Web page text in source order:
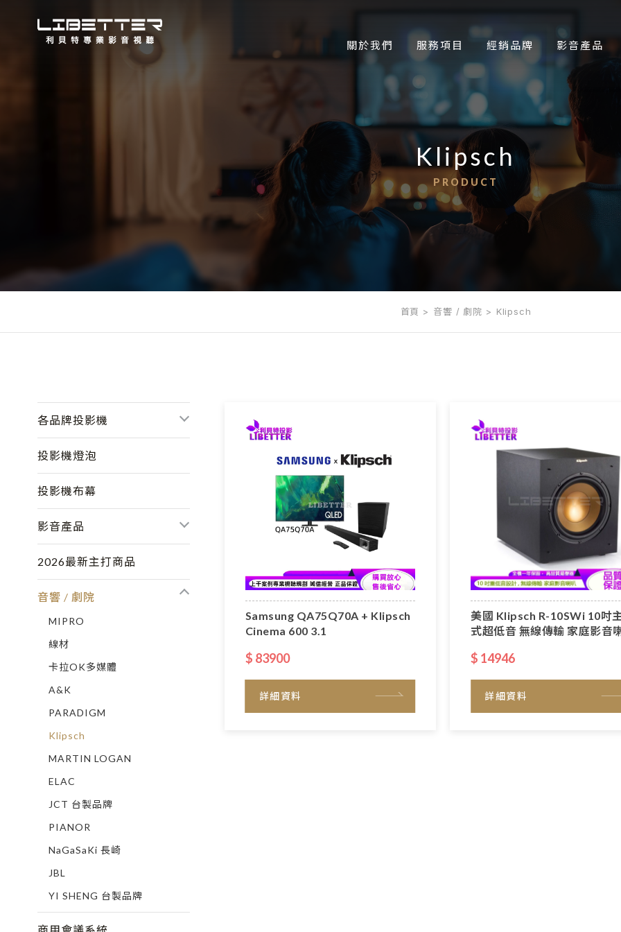
關於我們 服務項目 經銷品牌 影音產品
Klipsch
首頁 音響 / 劇院 Klipsch
各品牌投影機
投影機燈泡
投影機布幕
影音產品
2026最新主打商品
音響 / 劇院
MIPRO
線材
卡拉OK多媒體
A&K
PARADIGM
Klipsch
MARTIN LOGAN
ELAC
JCT 台製品牌
PIANOR
NaGaSaKi 長崎
JBL
YI SHENG 台製品牌
Samsung QA75Q70A + Klipsch
Cinema 600 3.1
$ 83900
詳細資料
美國 Klipsch R-10SWi 10吋
式超低音 無線傳輸 家庭影音
$ 14946
詳細資料